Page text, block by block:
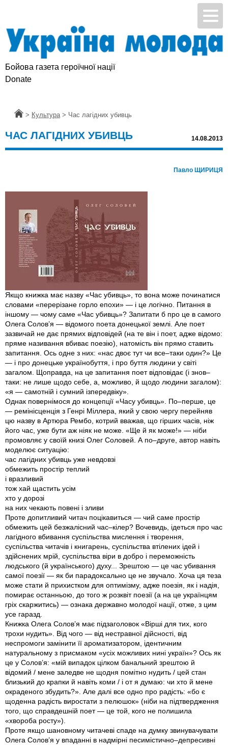
Бойова газета героїчної нації
Donate
Головна
> Культура > Час лагідних убивць
ЧАС ЛАГІДНИХ УБИВЦЬ 14.08.2013
Павло ЩИРИЦЯ
Якщо книжка має назву «Час убивць»,­ то вона може починатися
словами «перерізане горло епохи» — і це логічно. Питання в
іншому — чому саме «Час убивць»? Запитати б про це в самого
Олега Солов’я — відомого поета донецької землі. Але поет
зазвичай не дає прямих відповідей (на те він і поет, адже відомо:
пряме називання вбиває поезію), натомість він прямо ставить
запитання. Ось одне з них: «нас двоє тут чи все–таки один?» Це
— і про донецьке українобуття, і про буття людини у світі
загалом. Щоправда, на це запитання поет відповідає (і знов–
таки: не лише щодо себе, а, можливо, й щодо людини загалом):
«я — самотній і сумний ізпередвіку».
Однак повернімося до концепції «Часу убивць». По–перше, це
— ремінісценція з Генрі Міллера, який у свою чергу перейняв
цю назву в Артюра Рембо, котрий вважав, що гірших часів, ніж
його час, уже бути аж ніяк не може. «Ще й як може!» — ніби
промовляє у своїй книзі Олег Соловей. А по–друге, автор навіть
моделює ситуацію:
час лагідних убивць уже невдовзі
обмежить простір теплий
і вразливий
тож хай щастить усім
хто у дорозі
на них чекають повені і зливи
Проте допитливий читач поцікавиться — чий саме простір
обмежить цей безжалісний час–кілер? Вочевидь, ідеться про час
лагідного вбивання суспільства мислення і творення,
суспільства читачів і книгарень, суспільства втілених ідей і
здійснених мрій, суспільства віри в добро і переможність
людського (й українського) духу... Зрештою — це час убивання
самої поезії — як би парадоксально це не звучало. Хоча ця теза
може стати й прихистком для оптимізму, адже поезія, як і надія,
помирає останньою, до того ж розквіт поезії (а на це українцям
гріх скаржитись) — ознака державно молодої нації, отже, з цим
усе гаразд.
Книжка Олега Солов’я має підзаголовок «Вірші для тих, кого
трохи нудить». Від чого — від нестравної дійсності, від
неспромоги замінити її ароматизатором, ідентичним
натуральному з присмаком «усіх можливих нині україн»? Ось як
це у Солов’я: «мій випадок цілком банальний зрештою й
відомий / мене заледве не щодня помітно нудить / цей стан
близький до крапки й навіть коми / і от я думаю: чи хто й мене
окраденого збудить?». Але далі все одно про радість: «бо є
щоденна радість виростати з пелюшок» (ніби на підтвердження
того, що справдешній поет — це той, кого не полишила
«хвороба росту»).
Проте якщо шановному читачеві спаде на думку звинувачувати
Олега Солов’я у впаданні в надмірні песимістично–депресивні